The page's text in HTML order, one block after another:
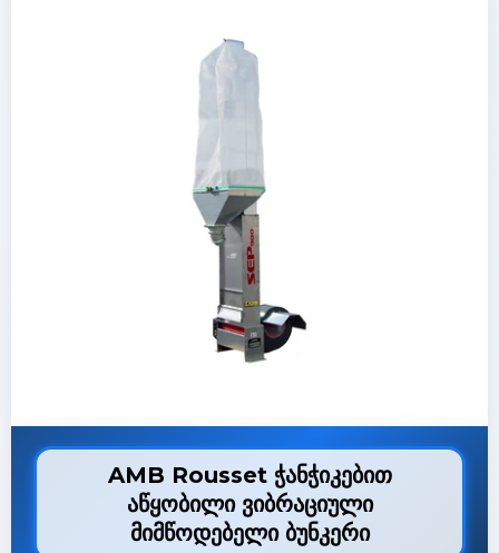
AMB Rousset ჭანჭიკებით
აწყობილი ვიბრაციული
მიმწოდებელი ბუნკერი